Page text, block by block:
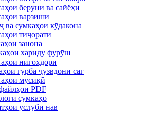
берунӣ ва сайёҳӣ
варзишӣ
ва сумкаҳои кӯдакона
тиҷоратӣ
занона
хариду фурӯш
нигоҳдорӣ
гурба ҷузвдони саг
мусиқӣ
PDF
сумкаҳо
услуби нав